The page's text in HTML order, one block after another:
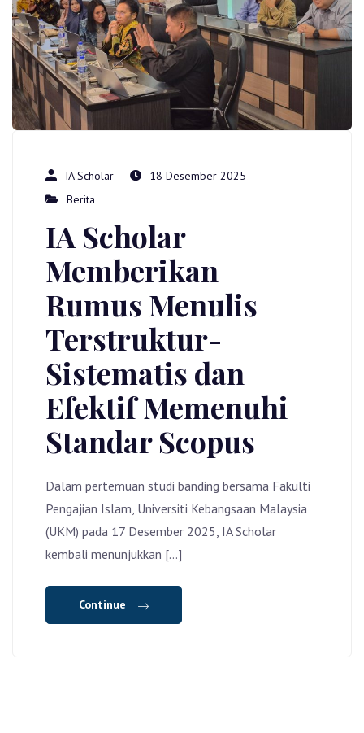
IA Scholar
18 Desember 2025
Berita
IA Scholar
Memberikan
Rumus Menulis
Terstruktur-
Sistematis dan
Efektif Memenuhi
Standar Scopus
Dalam pertemuan studi banding bersama Fakulti
Pengajian Islam, Universiti Kebangsaan Malaysia
(UKM) pada 17 Desember 2025, IA Scholar
kembali menunjukkan […]
Continue